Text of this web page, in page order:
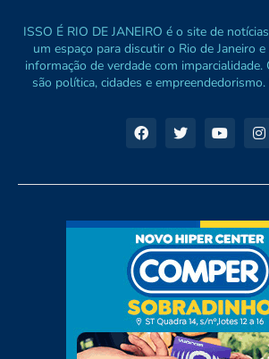
ISSO É RIO DE JANEIRO é o site de
um espaço para discutir o Rio de Janeiro
informação de verdade com imparcialidade.
são política, cidades e